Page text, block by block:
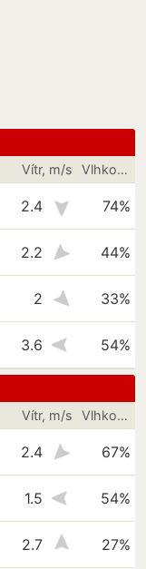
Vítr, m/s Vlhkost vzduchu
2.4 74%
2.2 44%
2 33%
3.6 54%
Vítr, m/s Vlhkost vzduchu
2.4 67%
1.5 54%
2.7 27%